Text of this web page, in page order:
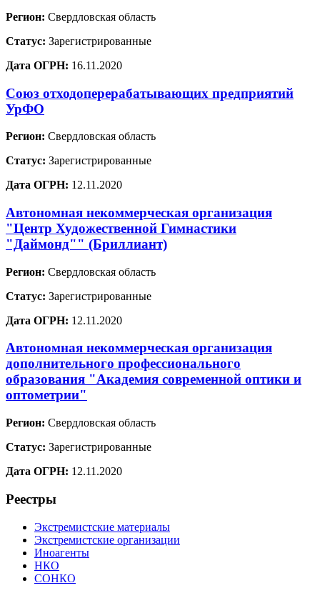
Регион: Свердловская область
Статус: Зарегистрированные
Дата ОГРН: 16.11.2020
Союз отходоперерабатывающих предприятий
УрФО
Регион: Свердловская область
Статус: Зарегистрированные
Дата ОГРН: 12.11.2020
Автономная некоммерческая организация
"Центр Художественной Гимнастики
"Даймонд"" (Бриллиант)
Регион: Свердловская область
Статус: Зарегистрированные
Дата ОГРН: 12.11.2020
Автономная некоммерческая организация
дополнительного профессионального
образования "Академия современной оптики и
оптометрии"
Регион: Свердловская область
Статус: Зарегистрированные
Дата ОГРН: 12.11.2020
Реестры
Экстремистские материалы
Экстремистские организации
Иноагенты
НКО
СОНКО